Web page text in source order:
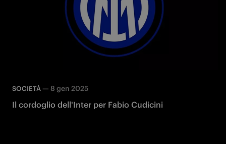
SOCIETÀ — 8 gen 2025
Il cordoglio dell'Inter per Fabio Cudicini